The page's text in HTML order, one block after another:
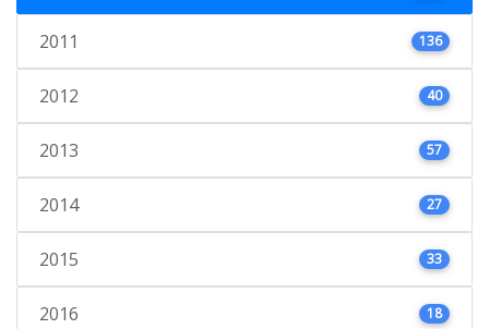
2011 136
2012 40
2013 57
2014 27
2015 33
2016 18